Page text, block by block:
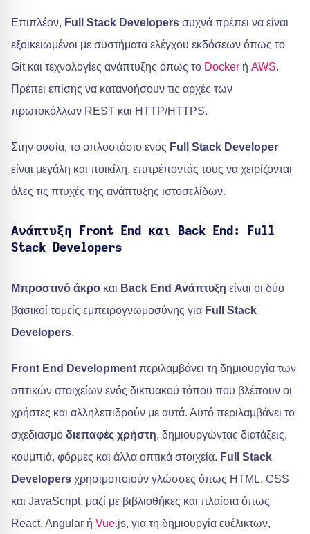
Επιπλέον, Full Stack Developers συχνά πρέπει να είναι
εξοικειωμένοι με συστήματα ελέγχου εκδόσεων όπως το
Git και τεχνολογίες ανάπτυξης όπως το Docker ή AWS.
Πρέπει επίσης να κατανοήσουν τις αρχές των
πρωτοκόλλων REST και HTTP/HTTPS.
Στην ουσία, το οπλοστάσιο ενός Full Stack Developer
είναι μεγάλη και ποικίλη, επιτρέποντάς τους να χειρίζονται
όλες τις πτυχές της ανάπτυξης ιστοσελίδων.
Ανάπτυξη Front End και Back End: Full
Stack Developers
Μπροστινό άκρο και Back End Ανάπτυξη είναι οι δύο
βασικοί τομείς εμπειρογνωμοσύνης για Full Stack
Developers.
Front End Development περιλαμβάνει τη δημιουργία των
οπτικών στοιχείων ενός δικτυακού τόπου που βλέπουν οι
χρήστες και αλληλεπιδρούν με αυτά. Αυτό περιλαμβάνει το
σχεδιασμό διεπαφές χρήστη, δημιουργώντας διατάξεις,
κουμπιά, φόρμες και άλλα οπτικά στοιχεία. Full Stack
Developers χρησιμοποιούν γλώσσες όπως HTML, CSS
και JavaScript, μαζί με βιβλιοθήκες και πλαίσια όπως
React, Angular ή Vue.js, για τη δημιουργία ευέλικτων,